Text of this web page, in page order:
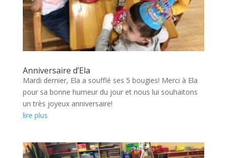
Anniversaire d’Ela
Mardi dernier, Ela a soufflé ses 5 bougies! Merci à Ela
pour sa bonne humeur du jour et nous lui souhaitons
un très joyeux anniversaire!
lire plus